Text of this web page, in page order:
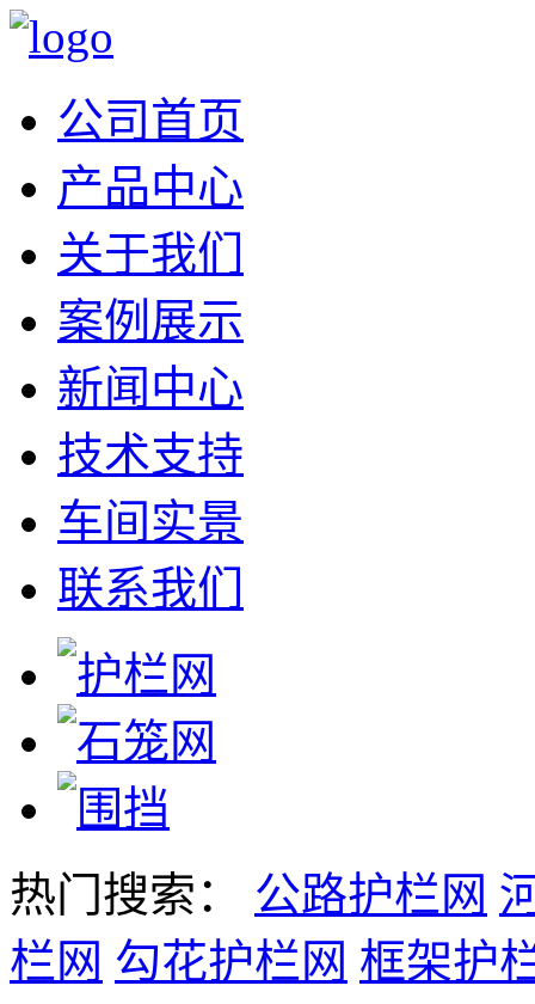
公司首页
产品中心
关于我们
案例展示
新闻中心
技术支持
车间实景
联系我们
热门搜索： 公路护栏网
栏网 勾花护栏网 框架护